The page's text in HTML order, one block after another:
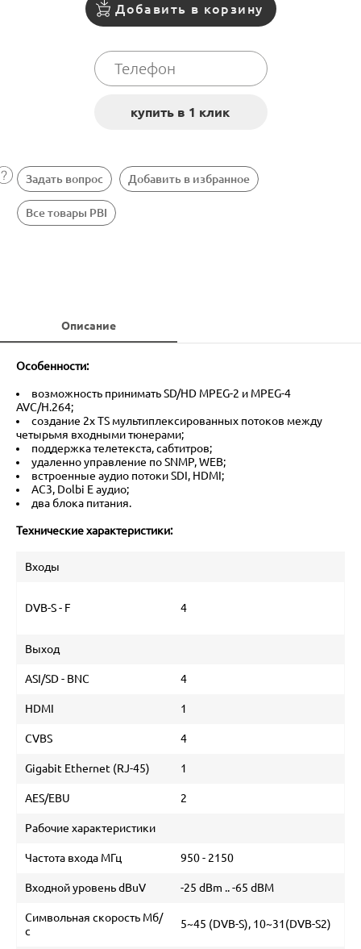
Добавить в корзину
Задать вопрос Добавить в избранное
Все товары PBI
Описание
Особенности:
возможность принимать SD/HD MPEG-2 и MPEG-4
AVC/H.264;
создание 2х TS мультиплексированных потоков между
четырьмя входными тюнерами;
поддержка телетекста, сабтитров;
удаленно управление по SNMP, WEB;
встроенные аудио потоки SDI, HDMI;
AC3, Dolbi E аудио;
два блока питания.
Технические характеристики:
Входы
DVB-S - F 4
Выход
ASI/SD - BNC 4
HDMI 1
CVBS 4
Gigabit Ethernet (RJ-45) 1
AES/EBU 2
Рабочие характеристики
Частота входа МГц 950 - 2150
Входной уровень dBuV -25 dBm .. -65 dBM
Символьная скорость Мб/
с
5~45 (DVB-S), 10~31(DVB-S2)